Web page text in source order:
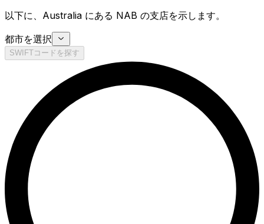
以下に、Australia にある NAB の支店を示します。
都市を選択
SWIFTコードを探す